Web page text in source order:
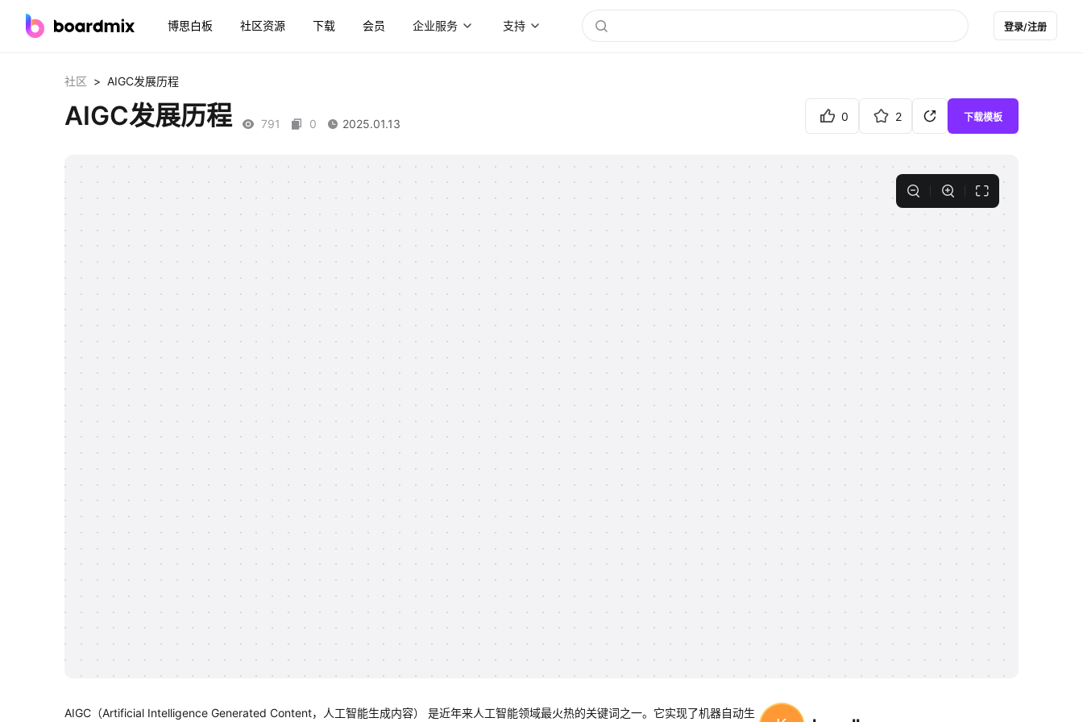
博思白板 社区资源 下载 会员 企业服务 支持 登录/注册
社区 > AIGC发展历程
AIGC发展历程 791 0 2025.01.13
0 2 下载模板
AIGC（Artificial Intelligence Generated Content，人工智能生成内容） 是近年来人工智能领域最火热的关键词之一。它实现了机器自动生